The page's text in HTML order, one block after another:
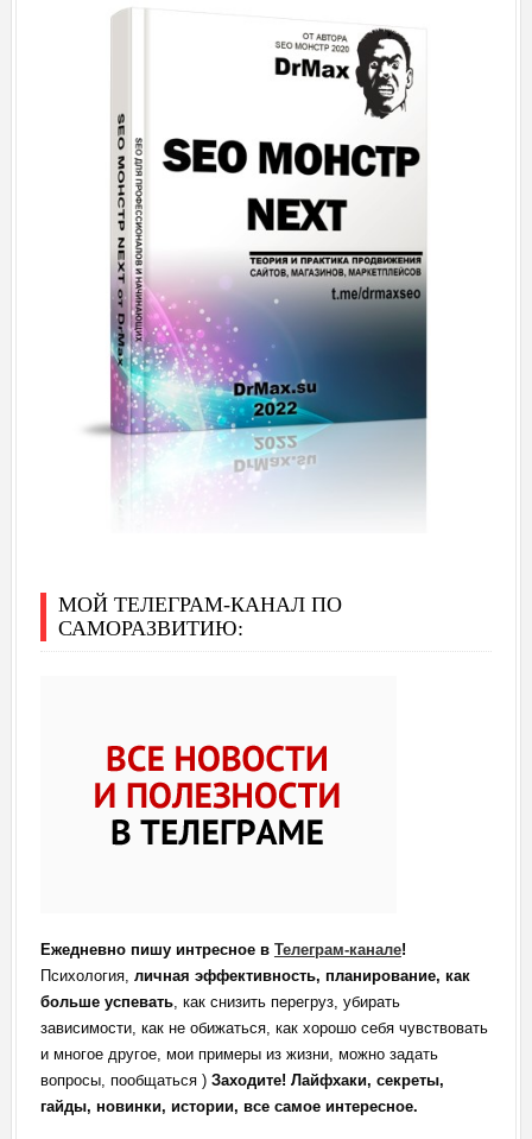
МОЙ ТЕЛЕГРАМ-КАНАЛ ПО
САМОРАЗВИТИЮ:
Ежедневно пишу интресное в Телеграм-канале!
Психология, личная эффективность, планирование, как
больше успевать, как снизить перегруз, убирать
зависимости, как не обижаться, как хорошо себя чувствовать
и многое другое, мои примеры из жизни, можно задать
вопросы, пообщаться ) Заходите! Лайфхаки, секреты,
гайды, новинки, истории, все самое интересное.